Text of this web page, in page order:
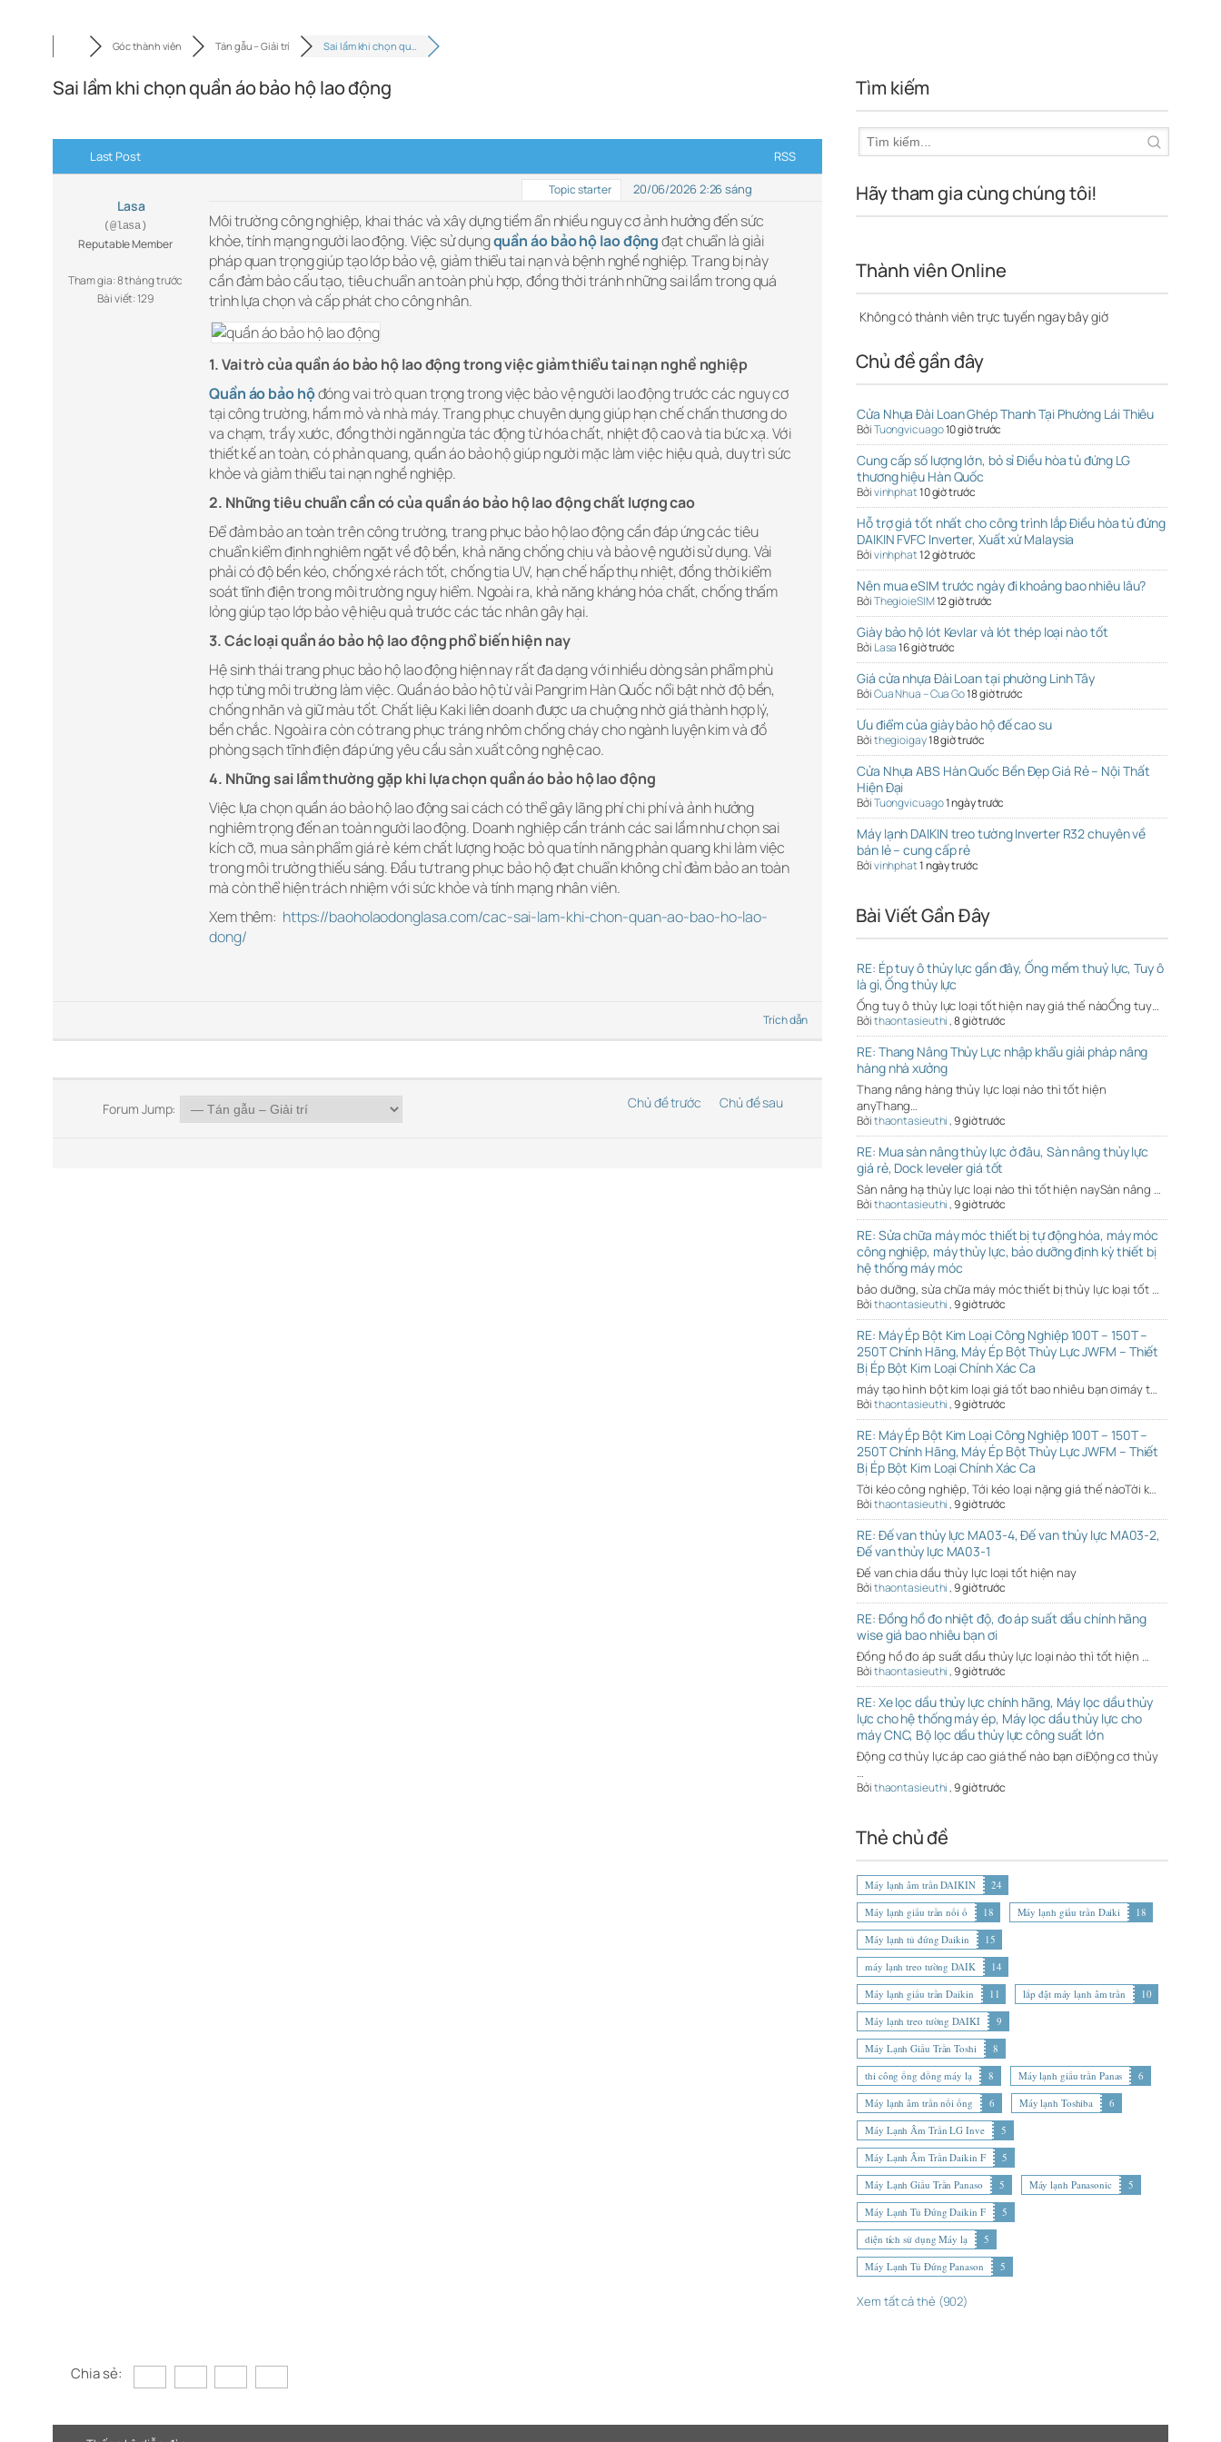
Góc thành viên Tán gẫu – Giải trí Sai lầm khi chọn qu…
Sai lầm khi chọn quần áo bảo hộ lao động
Last Post RSS
Lasa
(@lasa)
Reputable Member
Tham gia: 8 tháng trước
Bài viết: 129
Topic starter 20/06/2026 2:26 sáng
Môi trường công nghiệp, khai thác và xây dựng tiềm ẩn nhiều nguy cơ ảnh hưởng đến sức
khỏe, tính mạng người lao động. Việc sử dụngquần áo bảo hộ lao độngđạt chuẩn là giải
pháp quan trọng giúp tạo lớp bảo vệ, giảm thiểu tai nạn và bệnh nghề nghiệp. Trang bị này
cần đảm bảo cấu tạo, tiêu chuẩn an toàn phù hợp, đồng thời tránh những sai lầm trong quá
trình lựa chọn và cấp phát cho công nhân.
1. Vai trò của quần áo bảo hộ lao động trong việc giảm thiểu tai nạn nghề nghiệp
Quần áo bảo hộđóng vai trò quan trọng trong việc bảo vệ người lao động trước các nguy cơ
tại công trường, hầm mỏ và nhà máy. Trang phục chuyên dụng giúp hạn chế chấn thương do
va chạm, trầy xước, đồng thời ngăn ngừa tác động từ hóa chất, nhiệt độ cao và tia bức xạ. Với
thiết kế an toàn, có phản quang, quần áo bảo hộ giúp người mặc làm việc hiệu quả, duy trì sức
khỏe và giảm thiểu tai nạn nghề nghiệp.
2. Những tiêu chuẩn cần có của quần áo bảo hộ lao động chất lượng cao
Để đảm bảo an toàn trên công trường, trang phục bảo hộ lao động cần đáp ứng các tiêu
chuẩn kiểm định nghiêm ngặt về độ bền, khả năng chống chịu và bảo vệ người sử dụng. Vải
phải có độ bền kéo, chống xé rách tốt, chống tia UV, hạn chế hấp thụ nhiệt, đồng thời kiểm
soát tĩnh điện trong môi trường nguy hiểm. Ngoài ra, khả năng kháng hóa chất, chống thấm
lỏng giúp tạo lớp bảo vệ hiệu quả trước các tác nhân gây hại.
3. Các loại quần áo bảo hộ lao động phổ biến hiện nay
Hệ sinh thái trang phục bảo hộ lao động hiện nay rất đa dạng với nhiều dòng sản phẩm phù
hợp từng môi trường làm việc. Quần áo bảo hộ từ vải Pangrim Hàn Quốc nổi bật nhờ độ bền,
chống nhăn và giữ màu tốt. Chất liệu Kaki liên doanh được ưa chuộng nhờ giá thành hợp lý,
bền chắc. Ngoài ra còn có trang phục tráng nhôm chống cháy cho ngành luyện kim và đồ
phòng sạch tĩnh điện đáp ứng yêu cầu sản xuất công nghệ cao.
4. Những sai lầm thường gặp khi lựa chọn quần áo bảo hộ lao động
Việc lựa chọn quần áo bảo hộ lao động sai cách có thể gây lãng phí chi phí và ảnh hưởng
nghiêm trọng đến an toàn người lao động. Doanh nghiệp cần tránh các sai lầm như chọn sai
kích cỡ, mua sản phẩm giá rẻ kém chất lượng hoặc bỏ qua tính năng phản quang khi làm việc
trong môi trường thiếu sáng. Đầu tư trang phục bảo hộ đạt chuẩn không chỉ đảm bảo an toàn
mà còn thể hiện trách nhiệm với sức khỏe và tính mạng nhân viên.
Xem thêm: https://baoholaodonglasa.com/cac-sai-lam-khi-chon-quan-ao-bao-ho-lao-
dong/
Trích dẫn
Forum Jump: Chủ đề trước Chủ đề sau
Tìm kiếm
Hãy tham gia cùng chúng tôi!
Thành viên Online
Không có thành viên trực tuyến ngay bây giờ
Chủ đề gần đây
Cửa Nhựa Đài Loan Ghép Thanh Tại Phường Lái Thiêu
BởiTuongvicuago10 giờ trước
Cung cấp số lượng lớn, bỏ sỉ Điều hòa tủ đứng LG
thương hiệu Hàn Quốc
Bởivinhphat10 giờ trước
Hỗ trợ giá tốt nhất cho công trình lắp Điều hòa tủ đứng
DAIKIN FVFC Inverter, Xuất xứ Malaysia
Bởivinhphat12 giờ trước
Nên mua eSIM trước ngày đi khoảng bao nhiêu lâu?
BởiThegioieSIM12 giờ trước
Giày bảo hộ lót Kevlar và lót thép loại nào tốt
Bởi Lasa16 giờ trước
Giá cửa nhựa Đài Loan tại phường Linh Tây
BởiCua Nhua – Cua Go18 giờ trước
Ưu điểm của giày bảo hộ đế cao su
Bởithegioigay18 giờ trước
Cửa Nhựa ABS Hàn Quốc Bền Đẹp Giá Rẻ – Nội Thất
Hiện Đại
BởiTuongvicuago1 ngày trước
Máy lạnh DAIKIN treo tường Inverter R32 chuyên về
bán lẻ – cung cấp rẻ
Bởivinhphat1 ngày trước
Bài Viết Gần Đây
RE: Ép tuy ô thủy lực gần đây, Ống mềm thuỷ lực, Tuy ô
là gì, Ống thủy lực
Ống tuy ô thủy lực loại tốt hiện nay giá thế nàoỐng tuy…
Bởithaontasieuthi,8 giờ trước
RE: Thang Nâng Thủy Lực nhập khẩu giải pháp nâng
hàng nhà xưởng
Thang nâng hàng thủy lực loại nào thì tốt hiện
anyThang…
Bởithaontasieuthi,9 giờ trước
RE: Mua sàn nâng thủy lực ở đâu, Sàn nâng thủy lực
giá rẻ, Dock leveler giá tốt
Sàn nâng hạ thủy lực loại nào thì tốt hiện naySàn nâng …
Bởithaontasieuthi,9 giờ trước
RE: Sửa chữa máy móc thiết bị tự động hóa, máy móc
công nghiệp, máy thủy lực, bảo dưỡng định kỳ thiết bị
hệ thống máy móc
bảo dưỡng, sửa chữa máy móc thiết bị thủy lực loại tốt …
Bởithaontasieuthi,9 giờ trước
RE: Máy Ép Bột Kim Loại Công Nghiệp 100T – 150T –
250T Chính Hãng, Máy Ép Bột Thủy Lực JWFM – Thiết
Bị Ép Bột Kim Loại Chính Xác Ca
máy tạo hình bột kim loại giá tốt bao nhiêu bạn ơimáy t…
Bởithaontasieuthi,9 giờ trước
RE: Máy Ép Bột Kim Loại Công Nghiệp 100T – 150T –
250T Chính Hãng, Máy Ép Bột Thủy Lực JWFM – Thiết
Bị Ép Bột Kim Loại Chính Xác Ca
Tời kéo công nghiệp, Tới kéo loại nặng giá thế nàoTời k…
Bởithaontasieuthi,9 giờ trước
RE: Đế van thủy lực MA03-4, Đế van thủy lực MA03-2,
Đế van thủy lực MA03-1
Đế van chia dầu thủy lực loại tốt hiện nay
Bởithaontasieuthi,9 giờ trước
RE: Đồng hồ đo nhiệt độ, đo áp suất dầu chính hãng
wise giá bao nhiêu bạn ơi
Đồng hồ đo áp suất dầu thủy lực loại nào thì tốt hiện …
Bởithaontasieuthi,9 giờ trước
RE: Xe lọc dầu thủy lực chính hãng, Máy lọc dầu thủy
lực cho hệ thống máy ép, Máy lọc dầu thủy lực cho
máy CNC, Bộ lọc dầu thủy lực công suất lớn
Động cơ thủy lực áp cao giá thế nào bạn ơiĐộng cơ thủy
…
Bởithaontasieuthi,9 giờ trước
Thẻ chủ đề
Máy lạnh âm trần DAIKIN
24
Máy lạnh giấu trần nối ố
18 Máy lạnh giấu trần Daiki
18
Máy lạnh tủ đứng Daikin
15
máy lạnh treo tường DAIK
14
Máy lạnh giấu trần Daikin
11 lắp đặt máy lạnh âm trần
10
Máy lạnh treo tường DAIKI
9
Máy Lạnh Giấu Trần Toshi
8
thi công ống đồng máy lạ
8 Máy lạnh giấu trần Panas
6
Máy lạnh âm trần nối ống
6 Máy lạnh Toshiba
6
Máy Lạnh Âm Trần LG Inve
5
Máy Lạnh Âm Trần Daikin F
5
Máy Lạnh Giấu Trần Panaso
5 Máy lạnh Panasonic
5
Máy Lạnh Tủ Đứng Daikin F
5
diện tích sử dụng Máy lạ
5
Máy Lạnh Tủ Đứng Panason
5
Xem tất cả thẻ (902)
Chia sẻ: